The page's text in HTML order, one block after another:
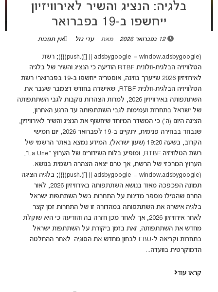
בלגיה: הנציג והשיר לאירוויזיון
ייחשפו ב-19 בפברואר
12 בפברואר 2026 מאת עדי גזל אין תגובות
(adsbygoogle = window.adsbygoogle || []).push({}); רשת
הטלוויזיה הבלגית-וולונית RTBF הודיעה כי הנציג והשיר של בלגיה
לאירוויזיון 2026 שייערך בווינה, אוסטריה ייחשפו ב-19 בפברואר! רשת
הטלוויזיה הבלגית-וולנית RTBF, שאישרה בחודש דצמבר שעבר את
השתתפותה באירוויזיון 2026, למרות הצהרות נוקבות לגבי השתתפותה
של ישראל בתחרות ועמימות לגבי השתתפותה עד הרגע האחרון,
הציגה היום (ה') כי המשדר המיוחד שיחשוף את הנציג והשיר לאירוויזיון,
שנבחר בבחירה פנימית, יתקיים ב-19 לפברואר 2026, יום חמישי
הקרוב, בשעה 19:20 (שעון ישראל). המידע נמצא באתר הרשמי של
רשת הטלוויזיה RTBF, ומופיע בלוח השידורים של הערוץ "La Une",
הערוץ המרכזי של הרשת, אך טרם יצאה הצהרה רשמית בנושא.
(adsbygoogle = window.adsbygoogle || []).push({}); בלגיה הציגה
תמונה הפכפכה מאוד בנושא השתתפותה באירוויזיון 2026, לאור
החרם שהטילו מספר מדינות על התחרות בשל השתתפות ישראל.
בלגיה אישרה את השתתפותה במהדורה זו של התחרות זמן קצר
לאחר אירוויזיון 2026, אך לאחר מכן חזרה בה והודיעה כי היא שוקלת
מחדש את השתתפותה, זאת בזמן ביקורת על השתתפות ישראל
בתחרות וקריאה ל-EBU לבחון מחדש את הסוגיה. לאחר ההחלטה
הדמוקרטית בוועדה...
קראו עוד